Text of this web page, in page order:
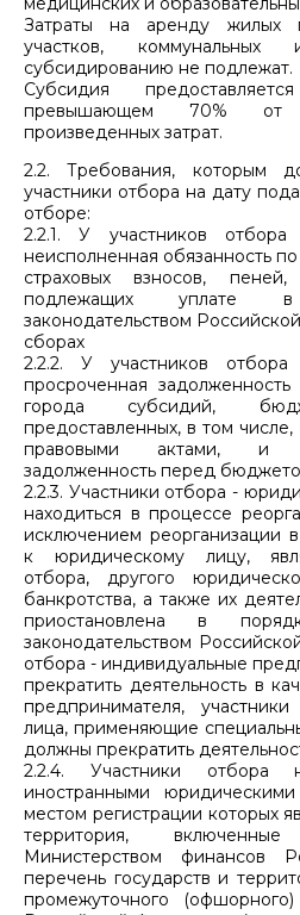
Затраты на аренду жилых
участков,
субсидированию не подлежат.
Субсидия
превышающем 70% от
произведенных затрат.
2.2. Требования, которым
участники отбора на дату
отборе:
2.2.1. У участников отбора
неисполненная обязанность
страховых взносов,
подлежащих уплате
законодательством
сборах
2.2.2. У участников отбора
просроченная
города субсидий,
предоставленных, в том
правовыми актами, и
задолженность перед
2.2.3. Участники отбора -
находиться в процессе
исключением реорганизации
к юридическому лицу,
отбора, другого
банкротства, а также их
приостановлена в
законодательством
отбора - индивидуальные
прекратить деятельность в
предпринимателя,
лица, применяющие
должны прекратить
2.2.4. Участники отбора
иностранными
местом регистрации которых
территория,
Министерством финансов
перечень государств и
промежуточного